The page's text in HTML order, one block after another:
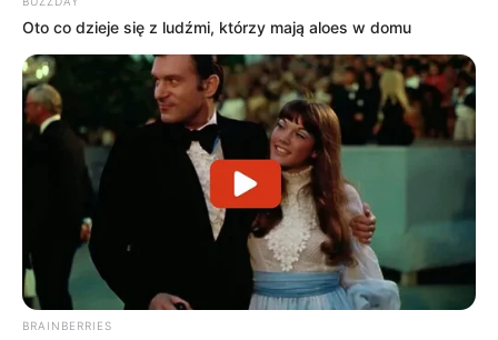
Źródło: Variety / zdj. Netflix
OBSERWUJ NAS W GOOGLE NEWS, BY BYĆ NA
Oto co dzieje się z ludźmi, którzy mają aloes w domu
BRAINBERRIES